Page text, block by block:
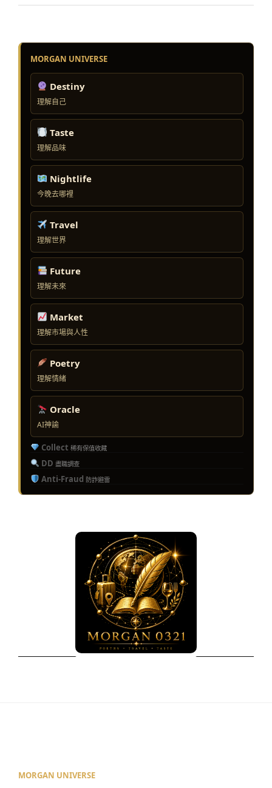
MORGAN UNIVERSE
Destiny
理解自己
Taste
理解品味
Nightlife
今晚去哪裡
Travel
理解世界
Future
理解未來
Market
理解市場與人性
Poetry
理解情緒
Oracle
AI神諭
Collect 稀有保值收藏
DD 盡職調查
Anti-Fraud 防詐避雷
MORGAN UNIVERSE